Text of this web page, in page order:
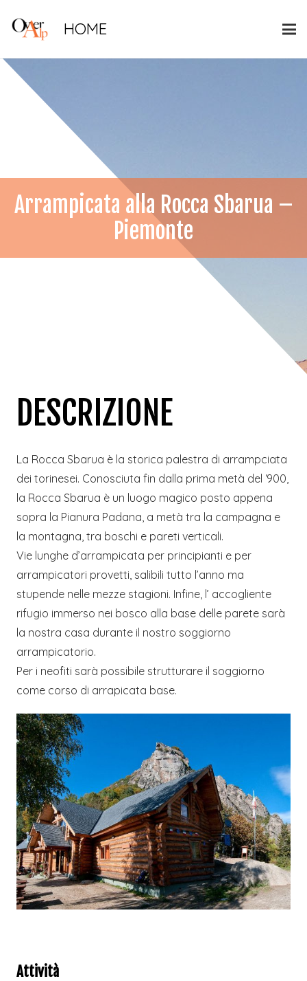
HOME
Arrampicata alla Rocca Sbarua –
Piemonte
DESCRIZIONE
La Rocca Sbarua è la storica palestra di arrampciata
dei torinesei. Conosciuta fin dalla prima metà del ‘900,
la Rocca Sbarua è un luogo magico posto appena
sopra la Pianura Padana, a metà tra la campagna e
la montagna, tra boschi e pareti verticali.
Vie lunghe d’arrampicata per principianti e per
arrampicatori provetti, salibili tutto l’anno ma
stupende nelle mezze stagioni. Infine, l’ accogliente
rifugio immerso nei bosco alla base delle parete sarà
la nostra casa durante il nostro soggiorno
arrampicatorio.
Per i neofiti sarà possibile strutturare il soggiorno
come corso di arrapicata base.
Attività